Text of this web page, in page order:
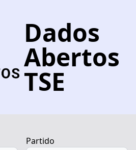
Dados
Abertos
TSE
Partido